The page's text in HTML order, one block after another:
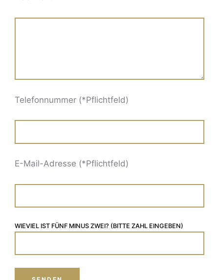
Telefonnummer (*Pflichtfeld)
E-Mail-Adresse (*Pflichtfeld)
WIEVIEL IST FÜNF MINUS ZWEI? (BITTE ZAHL EINGEBEN)